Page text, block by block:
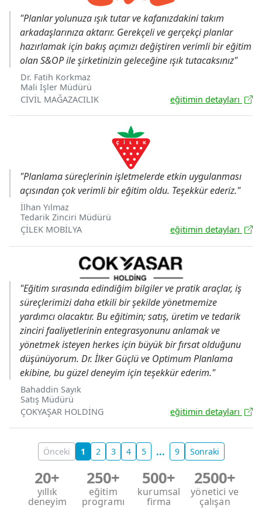
"Planlar yolunuza ışık tutar ve kafanızdakini takım
arkadaşlarınıza aktarır. Gerekçeli ve gerçekçi planlar
hazırlamak için bakış açımızı değiştiren verimli bir eğitim
olan S&OP ile şirketinizin geleceğine ışık tutacaksınız"
Dr. Fatih Korkmaz
Mali İşler Müdürü
CİVİL MAĞAZACILIK
eğitimin detayları
"Planlama süreçlerinin işletmelerde etkin uygulanması
açısından çok verimli bir eğitim oldu. Teşekkür ederiz."
İlhan Yılmaz
Tedarik Zinciri Müdürü
ÇİLEK MOBİLYA
eğitimin detayları
"Eğitim sırasında edindiğim bilgiler ve pratik araçlar, iş
süreçlerimizi daha etkili bir şekilde yönetmemize
yardımcı olacaktır. Bu eğitimin; satış, üretim ve tedarik
zinciri faaliyetlerinin entegrasyonunu anlamak ve
yönetmek isteyen herkes için büyük bir fırsat olduğunu
düşünüyorum. Dr. İlker Güçlü ve Optimum Planlama
ekibine, bu güzel deneyim için teşekkür ederim."
Bahaddin Sayık
Satış Müdürü
ÇOKYAŞAR HOLDİNG
eğitimin detayları
Önceki 1 2 3 4 5 ... 9 Sonraki
20+
yıllık
deneyim
250+
eğitim
programı
500+
kurumsal
firma
2500+
yönetici ve
çalışan